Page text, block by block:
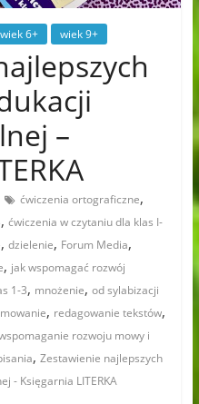
wiek 6+ wiek 9+
–
ćwiczenia ortograficzne,
, ćwiczenia w czytaniu dla klas I-
, dzielenie, Forum Media,
, jak wspomagać rozwój
1-3, mnożenie, od sylabizacji
, redagowanie tekstów,
rozwoju mowy i
, Zestawienie najlepszych
- Księgarnia LITERKA